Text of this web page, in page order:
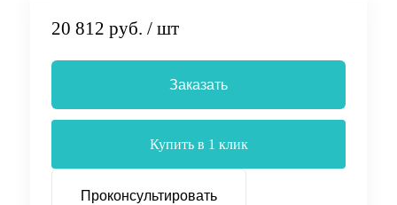
20 812 руб. / шт
Заказать
Купить в 1 клик
Проконсультировать